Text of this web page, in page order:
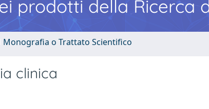
prodotti della Ricerca
Monografia o Trattato Scientifico
clinica